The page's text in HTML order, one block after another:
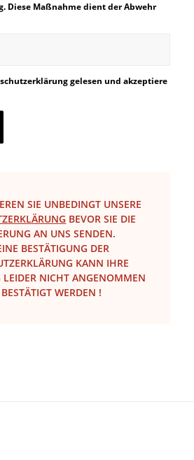
Diese Maßnahme dient der Abwehr
gelesen und akzeptiere
SIE UNBEDINGT UNSERE
BEVOR SIE DIE
AN UNS SENDEN.
BESTÄTIGUNG DER
KANN IHRE
LEIDER NICHT ANGENOMMEN
WERDEN !